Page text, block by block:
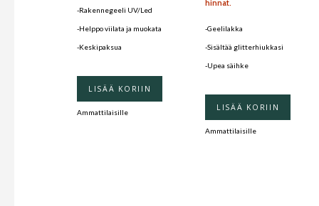
-Rakennegeeli UV/Led
-Helppo viilata ja muokata
-Keskipaksua
LISÄÄ KORIIN
Ammattilaisille
hinnat.
-Geelilakka
-Sisältää glitterhiukkasi
-Upea säihke
LISÄÄ KORIIN
Ammattilaisille